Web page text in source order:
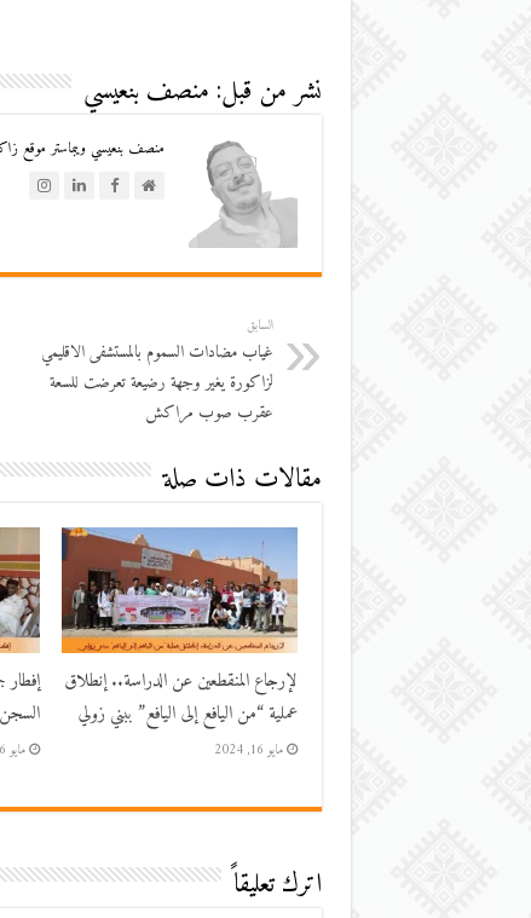
نشر من قبل: منصف بنعيسي
منصف بنعيسي ويبماستر موقع
السابق
غياب مضادات السموم بالمستشفى الاقليمي
لزاكورة يغير وجهة رضيعة تعرضت للسعة
عقرب صوب مراكش
مقالات ذات صلة
لإرجاع المنقطعين عن الدراسة.. إنطلاق
عملية “من اليافع إلى اليافع” ببني زولي
مايو 16, 2024
إفطار
السجن
مايو 16, 2024
اترك تعليقاً